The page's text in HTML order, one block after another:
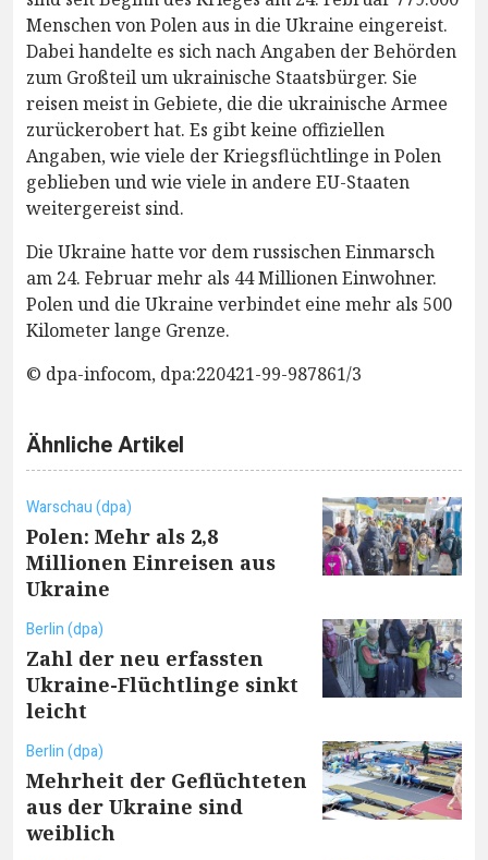
Menschen von Polen aus in die Ukraine eingereist.
Dabei handelte es sich nach Angaben der Behörden
zum Großteil um ukrainische Staatsbürger. Sie
reisen meist in Gebiete, die die ukrainische Armee
zurückerobert hat. Es gibt keine offiziellen
Angaben, wie viele der Kriegsflüchtlinge in Polen
geblieben und wie viele in andere EU-Staaten
weitergereist sind.
Die Ukraine hatte vor dem russischen Einmarsch
am 24. Februar mehr als 44 Millionen Einwohner.
Polen und die Ukraine verbindet eine mehr als 500
Kilometer lange Grenze.
© dpa-infocom, dpa:220421-99-987861/3
Ähnliche Artikel
Warschau (dpa)
Polen: Mehr als 2,8
Millionen Einreisen aus
Ukraine
Berlin (dpa)
Zahl der neu erfassten
Ukraine-Flüchtlinge sinkt
leicht
Berlin (dpa)
Mehrheit der Geflüchteten
aus der Ukraine sind
weiblich